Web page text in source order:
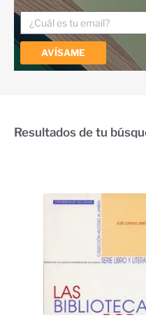
AVÍSAME
Resultados de tu